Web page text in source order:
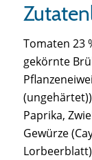
Tomaten 23
gekörnte
Paprika,
Gewürze